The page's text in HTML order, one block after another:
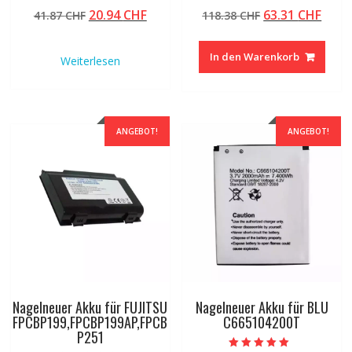
4.50
von 5
41.87CHF Ursprünglicher
41.87 CHF
20.94CHFAktueller
Weiterlesen
5.00
von 5
118.38CHF
war:
118.38 CHF
63.31 CHF
In den Warenkorb
ANGEBOT!
Nagelneuer Akku für FUJITSU
FPCBP199,FPCBP199AP,FPCB
P251
ANGEBOT!
Nagelneuer Akku für BLU
C665104200T